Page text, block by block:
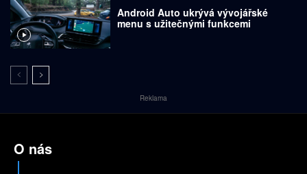
Android Auto ukrývá vývojářské
menu s užitečnými funkcemi
Reklama
O nás